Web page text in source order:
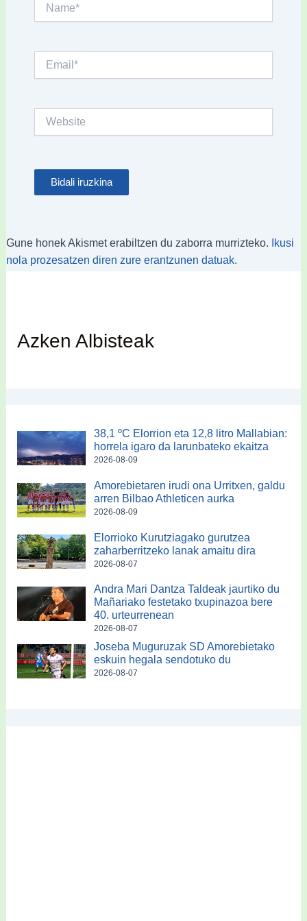
Gune honek Akismet erabiltzen du zaborra murrizteko.
Ikusi
nola prozesatzen diren zure erantzunen datuak.
Azken Albisteak
38,1 ºC Elorrion eta 12,8 litro Mallabian:
horrela igaro da larunbateko ekaitza
2026-08-09
Amorebietaren irudi ona Urritxen, galdu
arren Bilbao Athleticen aurka
2026-08-09
Elorrioko Kurutziagako gurutzea
zaharberritzeko lanak amaitu dira
2026-08-07
Andra Mari Dantza Taldeak jaurtiko du
Mañariako festetako txupinazoa bere
40. urteurrenean
2026-08-07
Joseba Muguruzak SD Amorebietako
eskuin hegala sendotuko du
2026-08-07